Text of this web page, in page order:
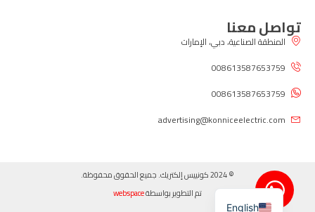
تواصل معنا
المنطقة الصناعية، دبي، الإمارات
008613587653759
008613587653759
advertising@konniceelectric.com
© 2024 كونييس إلكتريك. جميع الحقوق محفوظة.
تم التطوير بواسطةwebspace
English